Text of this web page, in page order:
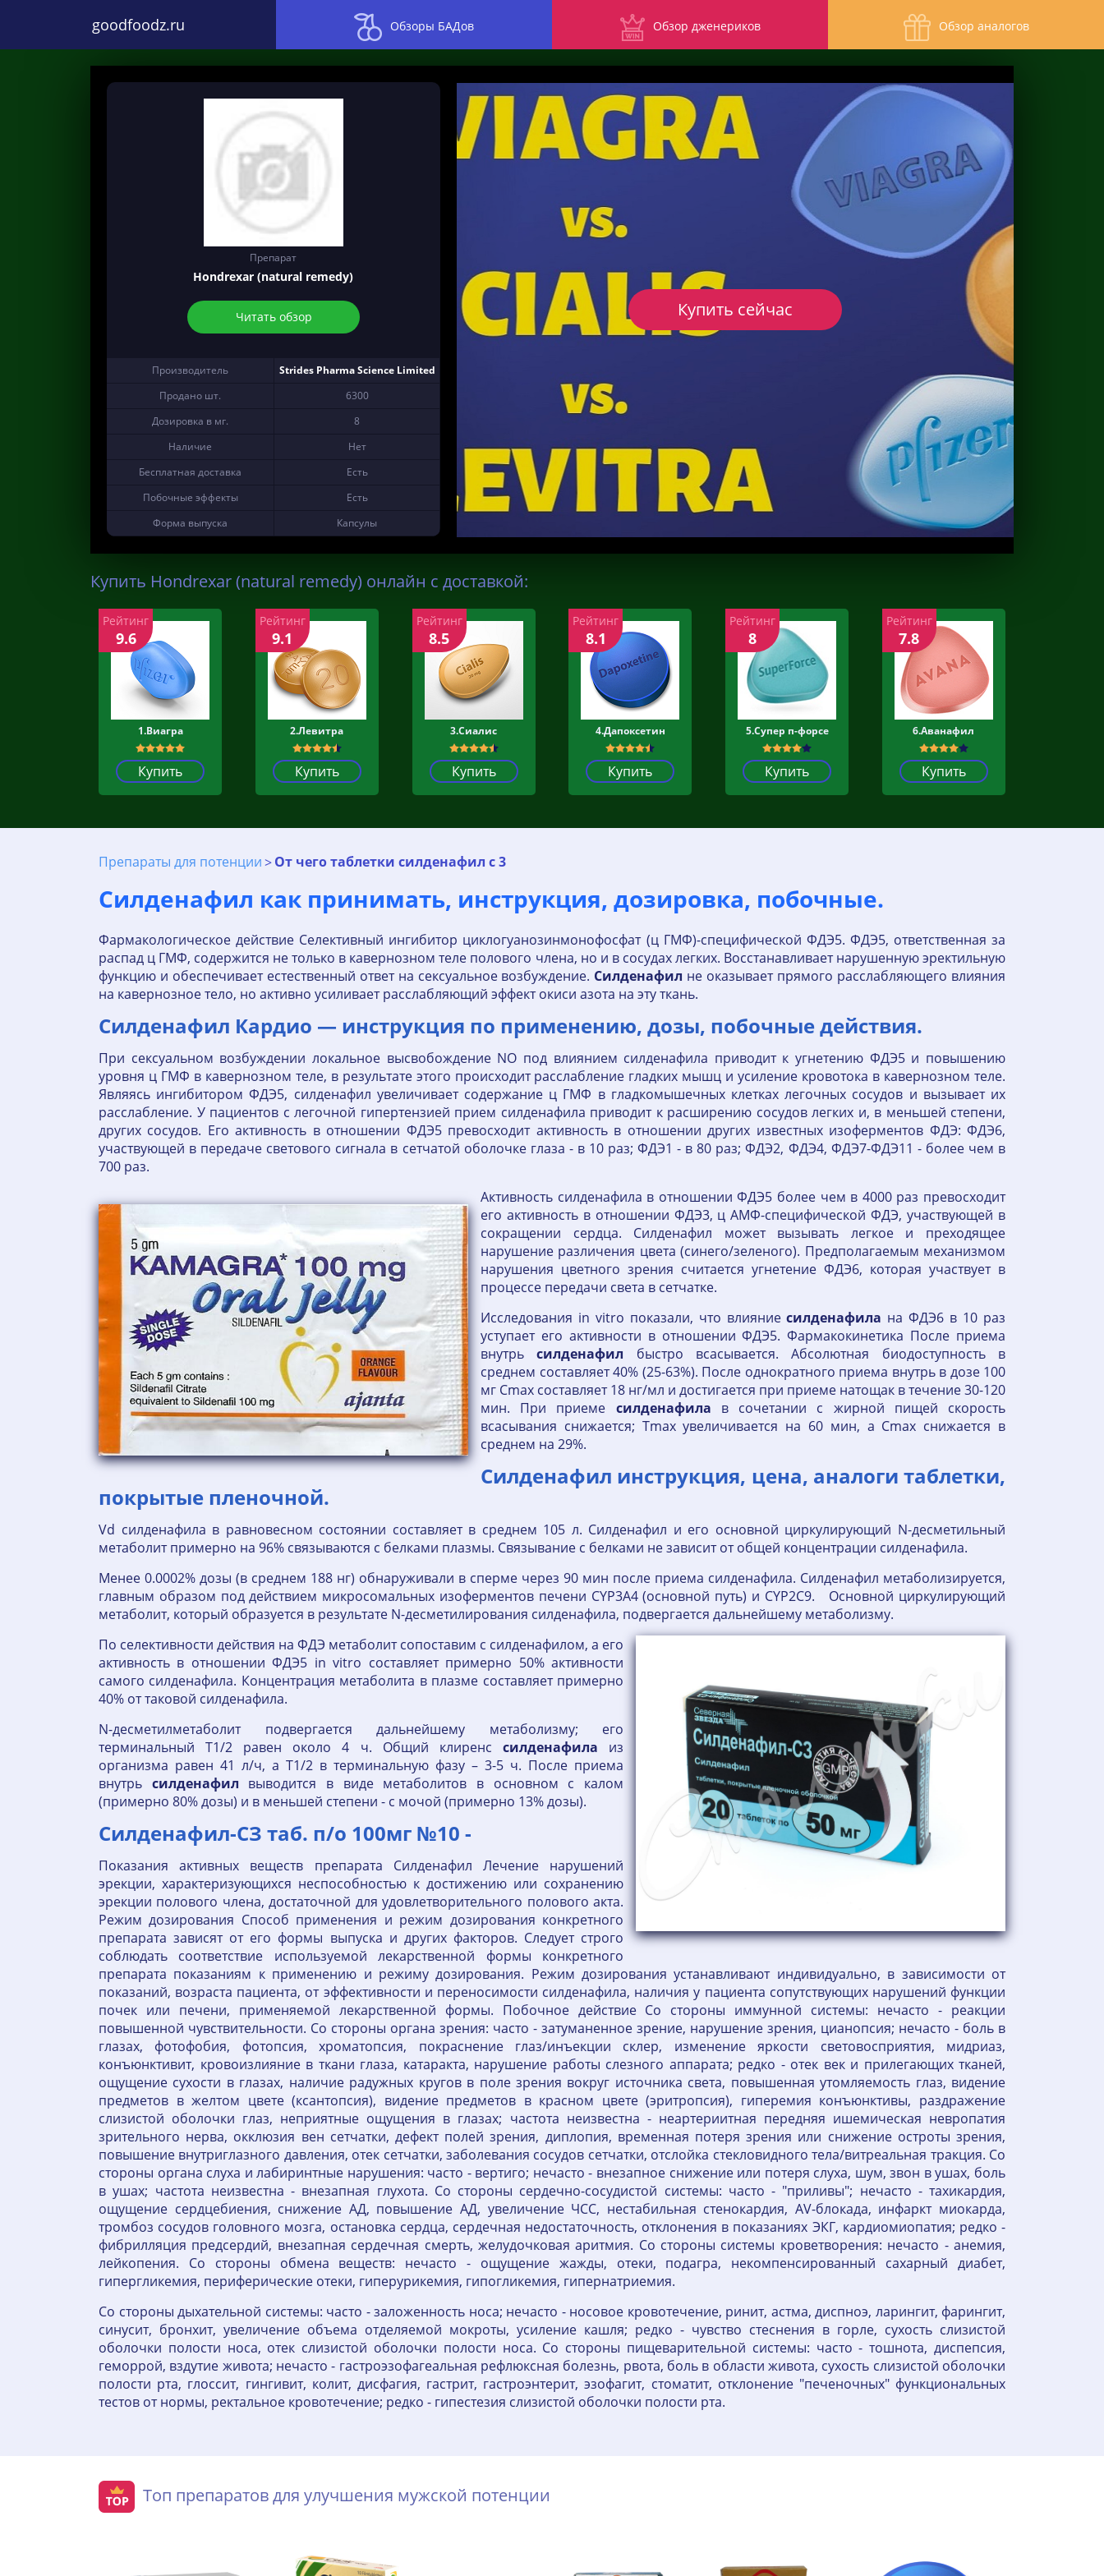
goodfoodz.ru Обзоры БАДов Обзор дженериков Обзор аналогов
Препарат
Hondrexar (natural remedy)
Читать обзор
Производитель
Strides Pharma Science Limited
Продано шт.
6300
Дозировка в мг.
8
Наличие
Нет
Бесплатная доставка
Есть
Побочные эффекты
Есть
Форма выпуска
Капсулы
Купить сейчас
Купить Hondrexar (natural remedy) онлайн с доставкой:
1.Виагра
Купить
Рейтинг
9.6
2.Левитра
Купить
Рейтинг
9.1
3.Сиалис
Купить
Рейтинг
8.5
4.Дапоксетин
Купить
Рейтинг
8.1
5.Супер п-форсе
Купить
Рейтинг
8
6.Аванафил
Купить
Рейтинг
7.8
Препараты для потенции От чего таблетки силденафил с 3
Силденафил как принимать, инструкция, дозировка, побочные.
Фармакологическое действие Селективный ингибитор циклогуанозинмонофосфат (ц ГМФ)-специфической ФДЭ5. ФДЭ5, ответственная за
распад ц ГМФ, содержится не только в кавернозном теле полового члена, но и в сосудах легких. Восстанавливает нарушенную эректильную
функцию и обеспечивает естественный ответ на сексуальное возбуждение. Силденафил не оказывает прямого расслабляющего влияния
на кавернозное тело, но активно усиливает расслабляющий эффект окиси азота на эту ткань.
Силденафил Кардио — инструкция по применению, дозы, побочные действия.
При сексуальном возбуждении локальное высвобождение NO под влиянием силденафила приводит к угнетению ФДЭ5 и повышению
уровня ц ГМФ в кавернозном теле, в результате этого происходит расслабление гладких мышц и усиление кровотока в кавернозном теле.
Являясь ингибитором ФДЭ5, силденафил увеличивает содержание ц ГМФ в гладкомышечных клетках легочных сосудов и вызывает их
расслабление. У пациентов с легочной гипертензией прием силденафила приводит к расширению сосудов легких и, в меньшей степени,
других сосудов. Его активность в отношении ФДЭ5 превосходит активность в отношении других известных изоферментов ФДЭ: ФДЭ6,
участвующей в передаче светового сигнала в сетчатой оболочке глаза - в 10 раз; ФДЭ1 - в 80 раз; ФДЭ2, ФДЭ4, ФДЭ7-ФДЭ11 - более чем в
700 раз.
Активность силденафила в отношении ФДЭ5 более чем в 4000 раз превосходит
его активность в отношении ФДЭ3, ц АМФ-специфической ФДЭ, участвующей в
сокращении сердца. Силденафил может вызывать легкое и преходящее
нарушение различения цвета (синего/зеленого). Предполагаемым механизмом
нарушения цветного зрения считается угнетение ФДЭ6, которая участвует в
процессе передачи света в сетчатке.
Исследования in vitro показали, что влияниесилденафила на ФДЭ6 в 10 раз
уступает его активности в отношении ФДЭ5. Фармакокинетика После приема
внутрьсилденафил быстро всасывается. Абсолютная биодоступность в
среднем составляет 40% (25-63%). После однократного приема внутрь в дозе 100
мг Cmax составляет 18 нг/мл и достигается при приеме натощак в течение 30-120
мин. При приеме силденафила в сочетании с жирной пищей скорость
всасывания снижается; Тmax увеличивается на 60 мин, а Cmax снижается в
среднем на 29%.
Силденафил инструкция, цена, аналоги таблетки,
покрытые пленочной.
Vd силденафила в равновесном состоянии составляет в среднем 105 л. Силденафил и его основной циркулирующий N-десметильный
метаболит примерно на 96% связываются с белками плазмы. Связывание с белками не зависит от общей концентрации силденафила.
Менее 0.0002% дозы (в среднем 188 нг) обнаруживали в сперме через 90 мин после приема силденафила. Силденафил метаболизируется,
главным образом под действием микросомальных изоферментов печени CYP3A4 (основной путь) и CYP2C9. Основной циркулирующий
метаболит, который образуется в результате N-десметилирования силденафила, подвергается дальнейшему метаболизму.
По селективности действия на ФДЭ метаболит сопоставим с силденафилом, а его
активность в отношении ФДЭ5 in vitro составляет примерно 50% активности
самого силденафила. Концентрация метаболита в плазме составляет примерно
40% от таковой силденафила.
N-десметилметаболит подвергается дальнейшему метаболизму; его
терминальный T1/2 равен около 4 ч. Общий клиренс силденафила из
организма равен 41 л/ч, а T1/2 в терминальную фазу – 3-5 ч. После приема
внутрь силденафил выводится в виде метаболитов в основном с калом
(примерно 80% дозы) и в меньшей степени - с мочой (примерно 13% дозы).
Силденафил-СЗ таб. п/о 100мг №10 -
Показания активных веществ препарата Силденафил Лечение нарушений
эрекции, характеризующихся неспособностью к достижению или сохранению
эрекции полового члена, достаточной для удовлетворительного полового акта.
Режим дозирования Способ применения и режим дозирования конкретного
препарата зависят от его формы выпуска и других факторов. Следует строго
соблюдать соответствие используемой лекарственной формы конкретного
препарата показаниям к применению и режиму дозирования. Режим дозирования устанавливают индивидуально, в зависимости от
показаний, возраста пациента, от эффективности и переносимости силденафила, наличия у пациента сопутствующих нарушений функции
почек или печени, применяемой лекарственной формы. Побочное действие Со стороны иммунной системы: нечасто - реакции
повышенной чувствительности. Со стороны органа зрения: часто - затуманенное зрение, нарушение зрения, цианопсия; нечасто - боль в
глазах, фотофобия, фотопсия, хроматопсия, покраснение глаз/инъекции склер, изменение яркости световосприятия, мидриаз,
конъюнктивит, кровоизлияние в ткани глаза, катаракта, нарушение работы слезного аппарата; редко - отек век и прилегающих тканей,
ощущение сухости в глазах, наличие радужных кругов в поле зрения вокруг источника света, повышенная утомляемость глаз, видение
предметов в желтом цвете (ксантопсия), видение предметов в красном цвете (эритропсия), гиперемия конъюнктивы, раздражение
слизистой оболочки глаз, неприятные ощущения в глазах; частота неизвестна - неартериитная передняя ишемическая невропатия
зрительного нерва, окклюзия вен сетчатки, дефект полей зрения, диплопия, временная потеря зрения или снижение остроты зрения,
повышение внутриглазного давления, отек сетчатки, заболевания сосудов сетчатки, отслойка стекловидного тела/витреальная тракция. Со
стороны органа слуха и лабиринтные нарушения: часто - вертиго; нечасто - внезапное снижение или потеря слуха, шум, звон в ушах, боль
в ушах; частота неизвестна - внезапная глухота. Со стороны сердечно-сосудистой системы: часто - "приливы"; нечасто - тахикардия,
ощущение сердцебиения, снижение АД, повышение АД, увеличение ЧСС, нестабильная стенокардия, AV-блокада, инфаркт миокарда,
тромбоз сосудов головного мозга, остановка сердца, сердечная недостаточность, отклонения в показаниях ЭКГ, кардиомиопатия; редко -
фибрилляция предсердий, внезапная сердечная смерть, желудочковая аритмия. Со стороны системы кроветворения: нечасто - анемия,
лейкопения. Со стороны обмена веществ: нечасто - ощущение жажды, отеки, подагра, некомпенсированный сахарный диабет,
гипергликемия, периферические отеки, гиперурикемия, гипогликемия, гипернатриемия.
Со стороны дыхательной системы: часто - заложенность носа; нечасто - носовое кровотечение, ринит, астма, диспноэ, ларингит, фарингит,
синусит, бронхит, увеличение объема отделяемой мокроты, усиление кашля; редко - чувство стеснения в горле, сухость слизистой
оболочки полости носа, отек слизистой оболочки полости носа. Со стороны пищеварительной системы: часто - тошнота, диспепсия,
геморрой, вздутие живота; нечасто - гастроэзофагеальная рефлюксная болезнь, рвота, боль в области живота, сухость слизистой оболочки
полости рта, глоссит, гингивит, колит, дисфагия, гастрит, гастроэнтерит, эзофагит, стоматит, отклонение "печеночных" функциональных
тестов от нормы, ректальное кровотечение; редко - гипестезия слизистой оболочки полости рта.
Топ препаратов для улучшения мужской потенции